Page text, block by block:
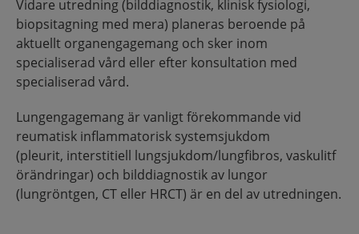
Vidare utredning (bilddiagnostik, klinisk fysiologi,
biopsitagning med mera) planeras beroende på
aktuellt organengagemang och sker inom
specialiserad vård eller efter konsultation med
specialiserad vård.
Lungengagemang är vanligt förekommande vid
reumatisk inflammatorisk systemsjukdom
(pleurit, interstitiell lungsjukdom/lungfibros, vaskulitf
örändringar) och bilddiagnostik av lungor
(lungröntgen, CT eller HRCT) är en del av utredningen.